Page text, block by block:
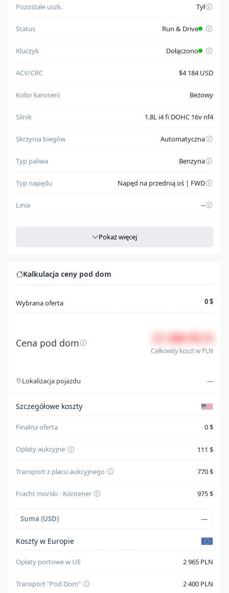
Pozostałe uszk. Tył
Status Run & Drive
Kluczyk Dołączono
ACV/CRC $4 184 USD
Kolor karoserii Beżowy
Silnik 1.8L i4 fi DOHC 16v nf4
Skrzynia biegów Automatyczna
Typ paliwa Benzyna
Typ napędu Napęd na przednią oś | FWD
Linia --
Rodzaj nadwozia
Model Elantra
Brak danych
Typ paliwa Gasoline
Cylindry 4
System bezpieczeństwa --
Skrzynia biegów Automatic
Napęd Front Wheel Drive
Kolor karoserii Beżowy
Pokaż więcej
Kalkulacja ceny pod dom
Wybrana oferta 0 $
Cena pod dom 15 300 PLN
Całkowity koszt w PLN
Lokalizacja pojazdu ---
Szczegóły kosztów
Szczegółowe koszty
Finalna oferta 0 $
Opłaty aukcyjne 111 $
Transport z placu aukcyjnego 770 $
Fracht morski - Kontener 975 $
Suma (USD) ---
Koszty w Europie
Opłaty portowe w UE 2 965 PLN
Transport "Pod Dom" 2 400 PLN